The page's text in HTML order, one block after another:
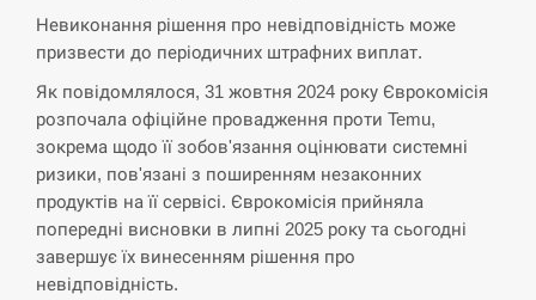
СЕРПЕНЬ
12:10
У США зафіксували рекордний спалах
циклоспорозу, захворіли понад 10 тисяч…
СЕРПЕНЬ
Под огнем “Эпицентр”, ROZETKA и “Новая
почта”: что известно об…
Невиконання рішення про невідповідність може
призвести до періодичних штрафних виплат.
Як повідомлялося, 31 жовтня 2024 року Єврокомісія
розпочала офіційне провадження проти Temu,
зокрема щодо її зобов'язання оцінювати системні
ризики, пов'язані з поширенням незаконних
продуктів на її сервісі. Єврокомісія прийняла
попередні висновки в липні 2025 року та сьогодні
завершує їх винесенням рішення про
невідповідність.